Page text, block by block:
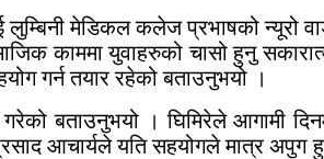
मेडिकल कलेज प्रभाषको न्यूरो
काममा युवाहरुको चासो हुनु
गर्न तयार रहेको बताउनुभयो ।
बताउनुभयो । घिमिरेले आगामी
आचार्यले यति सहयोगले मात्र